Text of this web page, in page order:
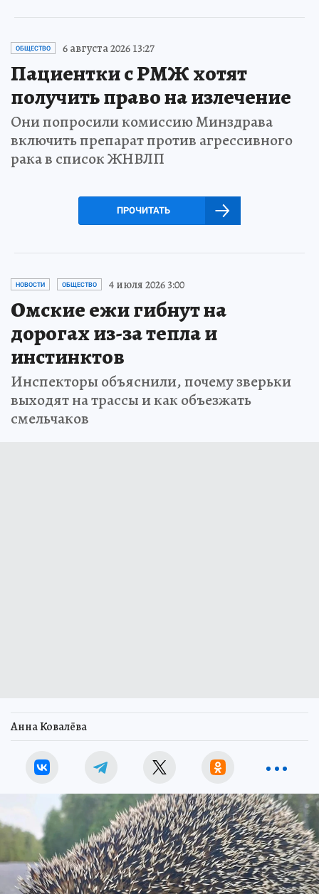
ОБЩЕСТВО 6 августа 2026 13:27
Пациентки с РМЖ хотят
получить право на излечение
Они попросили комиссию Минздрава
включить препарат против агрессивного
рака в список ЖНВЛП
ПРОЧИТАТЬ
НОВОСТИ ОБЩЕСТВО 4 июля 2026 3:00
Омские ежи гибнут на
дорогах из-за тепла и
инстинктов
Инспекторы объяснили, почему зверьки
выходят на трассы и как объезжать
смельчаков
Анна Ковалёва